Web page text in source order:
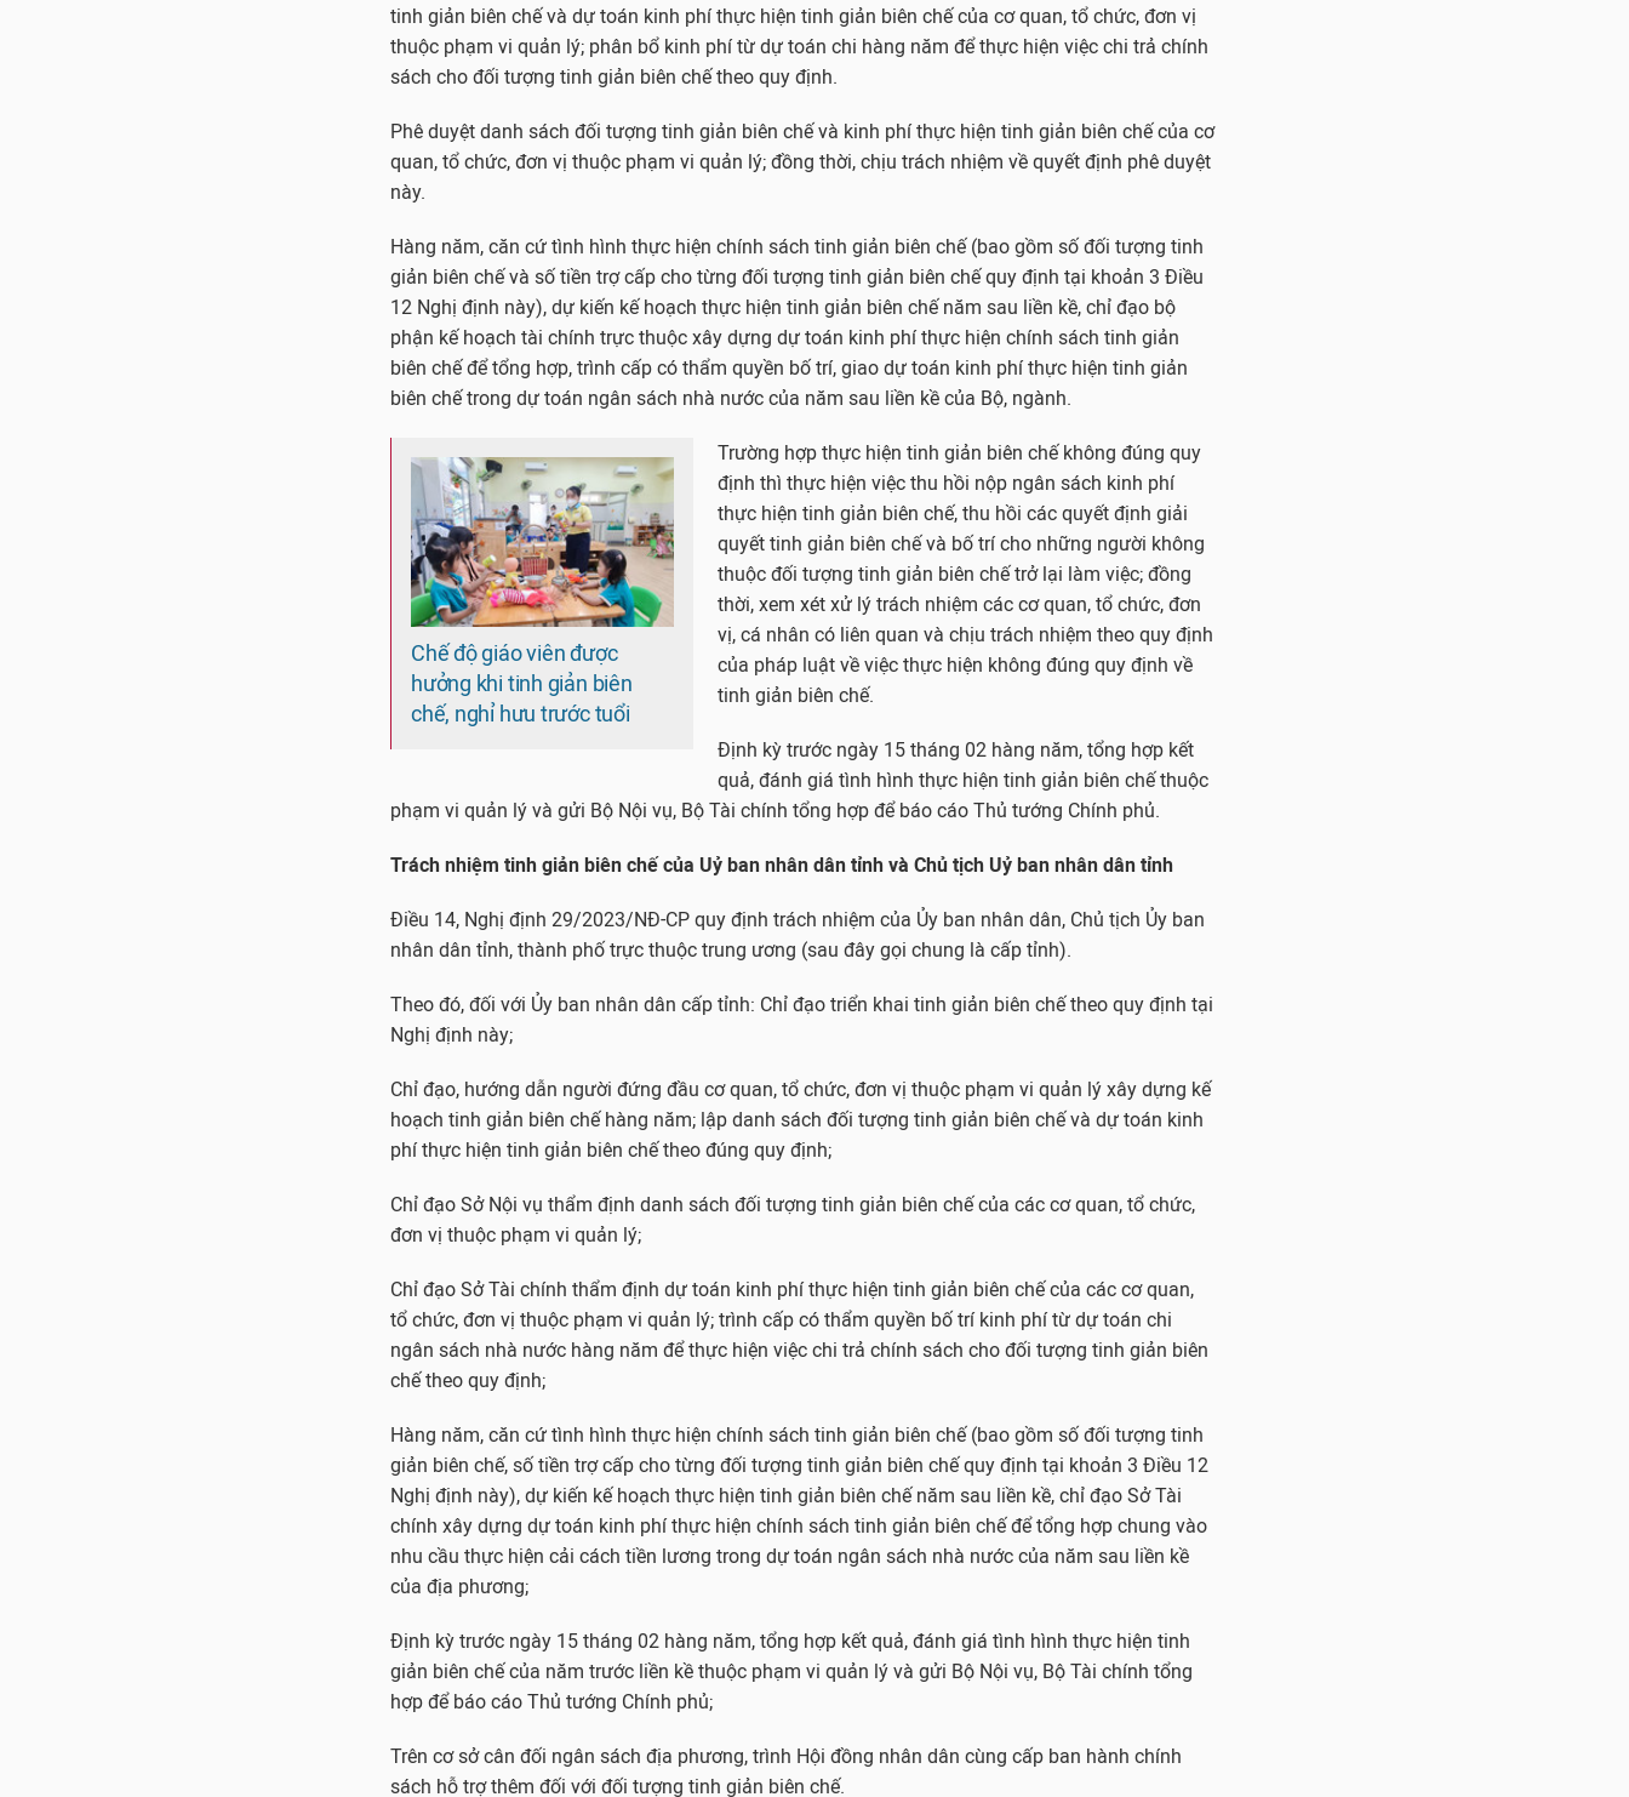
tinh giản biên chế và dự toán kinh phí thực hiện tinh giản biên chế của cơ quan, tổ chức, đơn vị
thuộc phạm vi quản lý; phân bổ kinh phí từ dự toán chi hàng năm để thực hiện việc chi trả chính
sách cho đối tượng tinh giản biên chế theo quy định.
Phê duyệt danh sách đối tượng tinh giản biên chế và kinh phí thực hiện tinh giản biên chế của cơ
quan, tổ chức, đơn vị thuộc phạm vi quản lý; đồng thời, chịu trách nhiệm về quyết định phê duyệt
này.
Hàng năm, căn cứ tình hình thực hiện chính sách tinh giản biên chế (bao gồm số đối tượng tinh
giản biên chế và số tiền trợ cấp cho từng đối tượng tinh giản biên chế quy định tại khoản 3 Điều
12 Nghị định này), dự kiến kế hoạch thực hiện tinh giản biên chế năm sau liền kề, chỉ đạo bộ
phận kế hoạch tài chính trực thuộc xây dựng dự toán kinh phí thực hiện chính sách tinh giản
biên chế để tổng hợp, trình cấp có thẩm quyền bố trí, giao dự toán kinh phí thực hiện tinh giản
biên chế trong dự toán ngân sách nhà nước của năm sau liền kề của Bộ, ngành.
Chế độ giáo viên được
hưởng khi tinh giản biên
chế, nghỉ hưu trước tuổi
Trường hợp thực hiện tinh giản biên chế không đúng quy
định thì thực hiện việc thu hồi nộp ngân sách kinh phí
thực hiện tinh giản biên chế, thu hồi các quyết định giải
quyết tinh giản biên chế và bố trí cho những người không
thuộc đối tượng tinh giản biên chế trở lại làm việc; đồng
thời, xem xét xử lý trách nhiệm các cơ quan, tổ chức, đơn
vị, cá nhân có liên quan và chịu trách nhiệm theo quy định
của pháp luật về việc thực hiện không đúng quy định về
tinh giản biên chế.
Định kỳ trước ngày 15 tháng 02 hàng năm, tổng hợp kết
quả, đánh giá tình hình thực hiện tinh giản biên chế thuộc
phạm vi quản lý và gửi Bộ Nội vụ, Bộ Tài chính tổng hợp để báo cáo Thủ tướng Chính phủ.
Trách nhiệm tinh giản biên chế của Uỷ ban nhân dân tỉnh và Chủ tịch Uỷ ban nhân dân tỉnh
Điều 14, Nghị định 29/2023/NĐ-CP quy định trách nhiệm của Ủy ban nhân dân, Chủ tịch Ủy ban
nhân dân tỉnh, thành phố trực thuộc trung ương (sau đây gọi chung là cấp tỉnh).
Theo đó, đối với Ủy ban nhân dân cấp tỉnh: Chỉ đạo triển khai tinh giản biên chế theo quy định tại
Nghị định này;
Chỉ đạo, hướng dẫn người đứng đầu cơ quan, tổ chức, đơn vị thuộc phạm vi quản lý xây dựng kế
hoạch tinh giản biên chế hàng năm; lập danh sách đối tượng tinh giản biên chế và dự toán kinh
phí thực hiện tinh giản biên chế theo đúng quy định;
Chỉ đạo Sở Nội vụ thẩm định danh sách đối tượng tinh giản biên chế của các cơ quan, tổ chức,
đơn vị thuộc phạm vi quản lý;
Chỉ đạo Sở Tài chính thẩm định dự toán kinh phí thực hiện tinh giản biên chế của các cơ quan,
tổ chức, đơn vị thuộc phạm vi quản lý; trình cấp có thẩm quyền bố trí kinh phí từ dự toán chi
ngân sách nhà nước hàng năm để thực hiện việc chi trả chính sách cho đối tượng tinh giản biên
chế theo quy định;
Hàng năm, căn cứ tình hình thực hiện chính sách tinh giản biên chế (bao gồm số đối tượng tinh
giản biên chế, số tiền trợ cấp cho từng đối tượng tinh giản biên chế quy định tại khoản 3 Điều 12
Nghị định này), dự kiến kế hoạch thực hiện tinh giản biên chế năm sau liền kề, chỉ đạo Sở Tài
chính xây dựng dự toán kinh phí thực hiện chính sách tinh giản biên chế để tổng hợp chung vào
nhu cầu thực hiện cải cách tiền lương trong dự toán ngân sách nhà nước của năm sau liền kề
của địa phương;
Định kỳ trước ngày 15 tháng 02 hàng năm, tổng hợp kết quả, đánh giá tình hình thực hiện tinh
giản biên chế của năm trước liền kề thuộc phạm vi quản lý và gửi Bộ Nội vụ, Bộ Tài chính tổng
hợp để báo cáo Thủ tướng Chính phủ;
Trên cơ sở cân đối ngân sách địa phương, trình Hội đồng nhân dân cùng cấp ban hành chính
sách hỗ trợ thêm đối với đối tượng tinh giản biên chế.